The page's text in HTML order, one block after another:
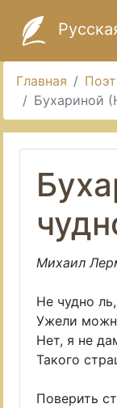
Главная
Бухариной
Михаил
Не чудно
Ужели
Нет, я не
Такого
Поверить